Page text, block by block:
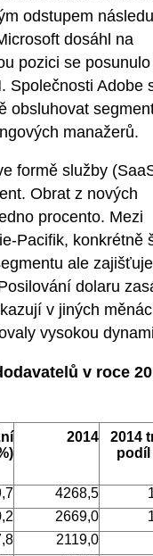
odstupem
dosáhl na
pozici se posunulo
Společnosti Adobe
obsluhovat
manažerů.
formě služby
Obrat z nových
procento. Mezi
Pacifik, konkrétně
ale zajišťuje
dolaru
v jiných
vysokou
v roce
2014 2014
podíl
4268,5
2669,0
2119,0